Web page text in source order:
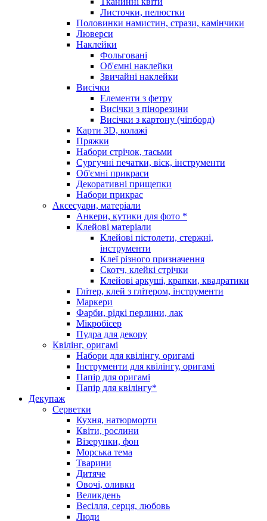
Листочки, пелюстки
Половинки намистин, стрази, камінчики
Люверси
Наклейки
Фольговані
Об'ємні наклейки
Звичайні наклейки
Висічки
Елементи з фетру
Висічки з пінорезини
Висічки з картону (чіпборд)
Карти 3D, колажі
Пряжки
Набори стрічок, тасьми
Сургучні печатки, віск, інструменти
Об'ємні прикраси
Декоративні прищепки
Набори прикрас
Аксесуари, матеріали
Анкери, кутики для фото *
Клейові матеріали
Клейові пістолети, стержні,
інструменти
Клеї різного призначення
Скотч, клейкі стрічки
Клейові аркуші, крапки, квадратики
Глітер, клей з глітером, інструменти
Маркери
Фарби, рідкі перлини, лак
Мікробісер
Пудра для декору
Квілінг, оригамі
Набори для квілінгу, оригамі
Інструменти для квілінгу, оригамі
Папір для оригамі
Папір для квілінгу*
Декупаж
Серветки
Кухня, натюрморти
Квіти, рослини
Візерунки, фон
Морська тема
Тварини
Дитяче
Овочі, оливки
Великдень
Весілля, серця, любовь
Люди